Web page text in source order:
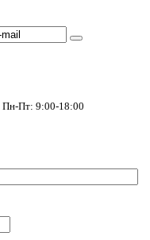
Пн-Пт: 9:00-18:00